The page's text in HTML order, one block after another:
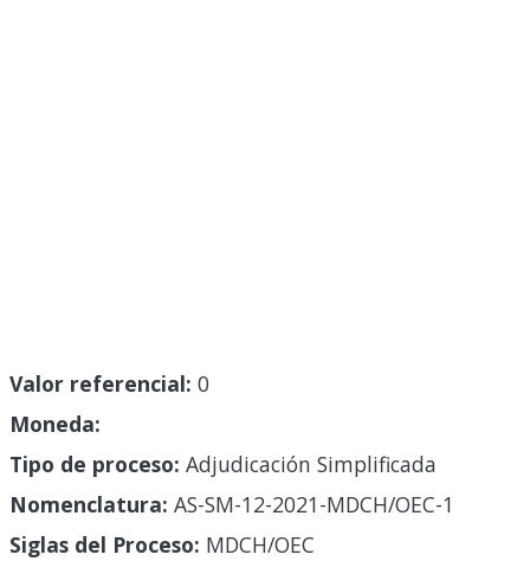
Valor referencial: 0
Moneda:
Tipo de proceso: Adjudicación Simplificada
Nomenclatura: AS-SM-12-2021-MDCH/OEC-1
Siglas del Proceso: MDCH/OEC